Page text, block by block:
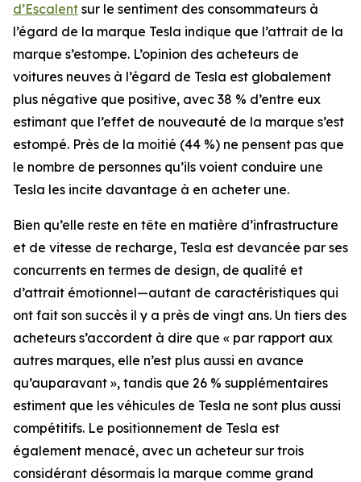
d’Escalent sur le sentiment des consommateurs à
l’égard de la marque Tesla indique que l’attrait de la
marque s’estompe. L’opinion des acheteurs de
voitures neuves à l’égard de Tesla est globalement
plus négative que positive, avec 38 % d’entre eux
estimant que l’effet de nouveauté de la marque s’est
estompé. Près de la moitié (44 %) ne pensent pas que
le nombre de personnes qu’ils voient conduire une
Tesla les incite davantage à en acheter une.
Bien qu’elle reste en tête en matière d’infrastructure
et de vitesse de recharge, Tesla est devancée par ses
concurrents en termes de design, de qualité et
d’attrait émotionnel—autant de caractéristiques qui
ont fait son succès il y a près de vingt ans. Un tiers des
acheteurs s’accordent à dire que « par rapport aux
autres marques, elle n’est plus aussi en avance
qu’auparavant », tandis que 26 % supplémentaires
estiment que les véhicules de Tesla ne sont plus aussi
compétitifs. Le positionnement de Tesla est
également menacé, avec un acheteur sur trois
considérant désormais la marque comme grand